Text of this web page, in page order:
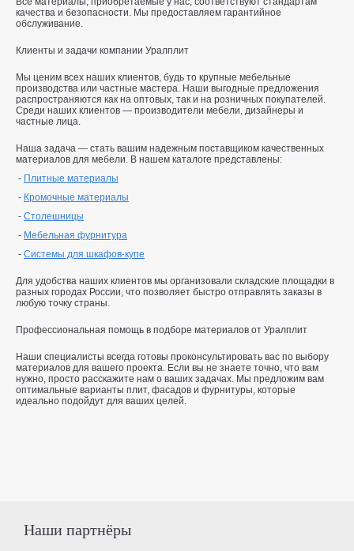
качества и безопасности. Мы предоставляем гарантийное
обслуживание.
Клиенты и задачи компании Уралплит
Мы ценим всех наших клиентов, будь то крупные мебельные
производства или частные мастера. Наши выгодные предложения
распространяются как на оптовых, так и на розничных покупателей.
Среди наших клиентов — производители мебели, дизайнеры и
частные лица.
Наша задача — стать вашим надежным поставщиком качественных
материалов для мебели. В нашем каталоге представлены:
Плитные материалы
Кромочные материалы
Столешницы
Мебельная фурнитура
Системы для шкафов-купе
Для удобства наших клиентов мы организовали складские площадки в
разных городах России, что позволяет быстро отправлять заказы в
любую точку страны.
Профессиональная помощь в подборе материалов от Уралплит
Наши специалисты всегда готовы проконсультировать вас по выбору
материалов для вашего проекта. Если вы не знаете точно, что вам
нужно, просто расскажите нам о ваших задачах. Мы предложим вам
оптимальные варианты плит, фасадов и фурнитуры, которые
идеально подойдут для ваших целей.
Наши партнёры